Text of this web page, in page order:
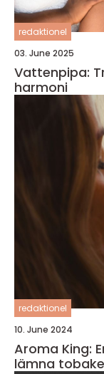
redaktionel
03. June 2025
Vattenpipa:
harmoni
redaktionel
10. June 2024
Aroma King:
lämna